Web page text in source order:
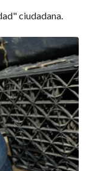
ciudadana.